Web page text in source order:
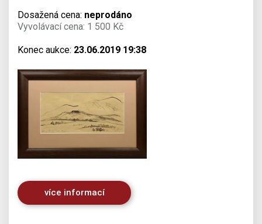
Dosažená cena: neprodáno
Vyvolávací cena: 1 500 Kč
Konec aukce: 23.06.2019 19:38
více informací